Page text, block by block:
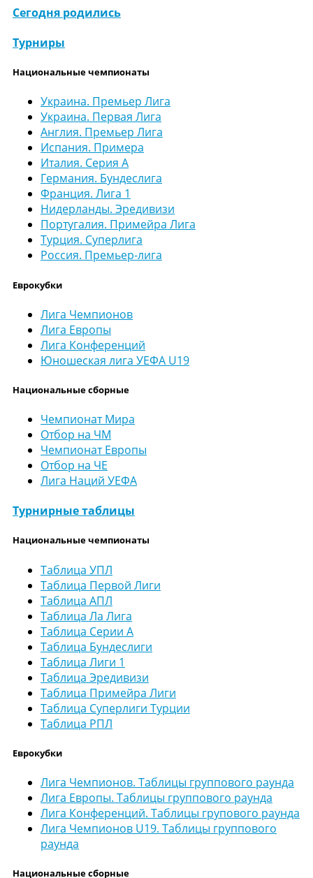
Сегодня родились
Турниры
Национальные чемпионаты
Украина. Премьер Лига
Украина. Первая Лига
Англия. Премьер Лига
Испания. Примера
Италия. Серия А
Германия. Бундеслига
Франция. Лига 1
Нидерланды. Эредивизи
Португалия. Примейра Лига
Турция. Суперлига
Россия. Премьер-лига
Еврокубки
Лига Чемпионов
Лига Европы
Лига Конференций
Юношеская лига УЕФА U19
Национальные сборные
Чемпионат Мира
Отбор на ЧМ
Чемпионат Европы
Отбор на ЧЕ
Лига Наций УЕФА
Турнирные таблицы
Национальные чемпионаты
Таблица УПЛ
Таблица Первой Лиги
Таблица АПЛ
Таблица Ла Лига
Таблица Серии А
Таблица Бундеслиги
Таблица Лиги 1
Таблица Эредивизи
Таблица Примейра Лиги
Таблица Суперлиги Турции
Таблица РПЛ
Еврокубки
Лига Чемпионов. Таблицы группового раунда
Лига Европы. Таблицы группового раунда
Лига Конференций. Таблицы групового раунда
Лига Чемпионов U19. Таблицы группового
раунда
Национальные сборные